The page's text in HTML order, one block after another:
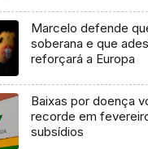
Marcelo defende
soberana e que
reforçará a Europa
Baixas por doença
recorde em
subsídios